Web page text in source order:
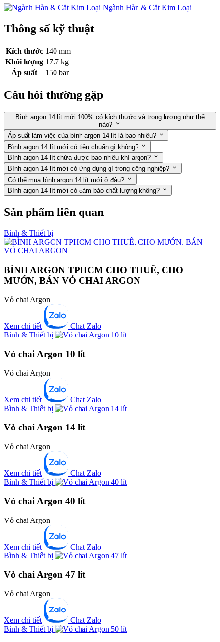
Ngành Hàn & Cắt Kim Loại
Thông số kỹ thuật
Kích thước 140 mm
Khối lượng 17.7 kg
Áp suất
150 bar
Câu hỏi thường gặp
Bình argon 14 lít mới 100% có kích thước và trọng lượng như thế
nào?
Áp suất làm việc của bình argon 14 lít là bao nhiêu?
Bình argon 14 lít mới có tiêu chuẩn gì không?
Bình argon 14 lít chứa được bao nhiêu khí argon?
Bình argon 14 lít mới có ứng dụng gì trong công nghiệp?
Có thể mua bình argon 14 lít mới ở đâu?
Bình argon 14 lít mới có đảm bảo chất lượng không?
Sản phẩm liên quan
Bình & Thiết bị
BÌNH ARGON TPHCM CHO THUÊ, CHO
MƯỚN, BÁN VỎ CHAI ARGON
Vỏ chai Argon
Xem chi tiết
Chat Zalo
Bình & Thiết bị
Vỏ chai Argon 10 lít
Vỏ chai Argon
Xem chi tiết
Chat Zalo
Bình & Thiết bị
Vỏ chai Argon 14 lít
Vỏ chai Argon
Xem chi tiết
Chat Zalo
Bình & Thiết bị
Vỏ chai Argon 40 lít
Vỏ chai Argon
Xem chi tiết
Chat Zalo
Bình & Thiết bị
Vỏ chai Argon 47 lít
Vỏ chai Argon
Xem chi tiết
Chat Zalo
Bình & Thiết bị